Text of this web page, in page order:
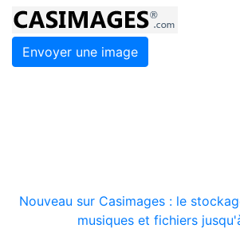
Envoyer une image
Nouveau sur Casimages : le
musiques et fichiers